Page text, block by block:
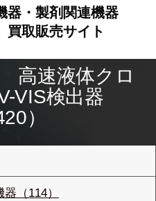
器・製剤関連機器
買取販売サイト
高速液体クロ
VIS検出器
）
（114）